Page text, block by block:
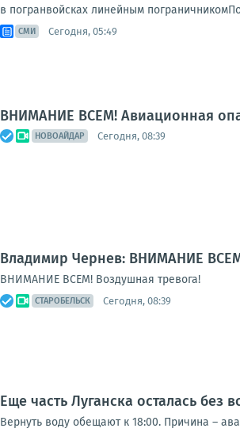
в погранвойсках линейным
СМИ Сегодня, 05:49
ВНИМАНИЕ ВСЕМ! Авиационная
НОВОАЙДАР Сегодня, 08:39
Владимир Чернев: ВНИМАНИЕ
ВНИМАНИЕ ВСЕМ! Воздушная тревога!
СТАРОБЕЛЬСК Сегодня, 08:39
Еще часть Луганска осталась без
Вернуть воду обещают к 18:00. Причина –